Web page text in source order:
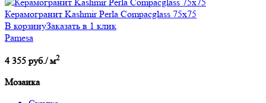
Керамогранит Kashmir Perla Compacglass 75x75
В корзинуЗаказать в 1 клик
Pamesa
4 355 руб./ м2
Мозаика